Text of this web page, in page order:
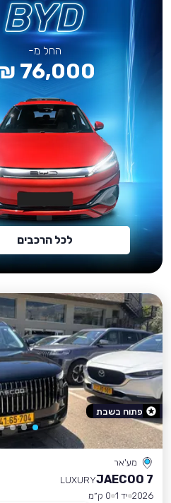
החל מ-
76,000 ₪
לכל הרכבים
מע'אר
JAECOO 7
LUXURY
2026 יד 1
0 ק״מ
פתוח בשבת